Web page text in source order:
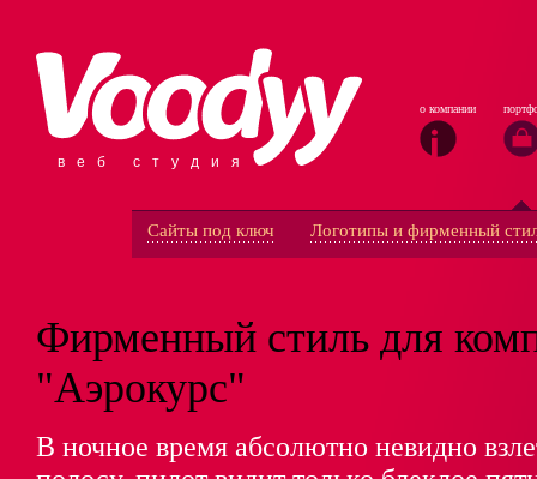
веб студия
Фирменный стиль для
"Аэрокурс"
В ночное время абсолютно невидно
о компании
Сайты под ключ Логотипы и фирменный